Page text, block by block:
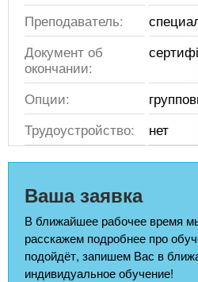
Преподаватель:
Документ об
окончании:
Опции:
Трудоустройство:
нет
Ваша заявка
В ближайшее рабочее время
расскажем подробнее про
подойдёт, запишем Вас в
индивидуальное обучение!